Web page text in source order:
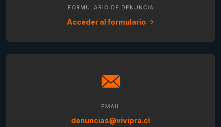
FORMULARIO DE DENUNCIA
Acceder al formulario
EMAIL
denuncias@vivipra.cl